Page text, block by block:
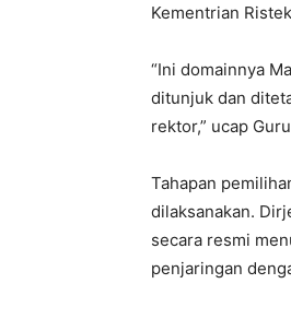
Kementrian
“Ini domainnya
ditunjuk dan
rektor,” ucap
Tahapan
dilaksanakan.
secara resmi
penjaringan